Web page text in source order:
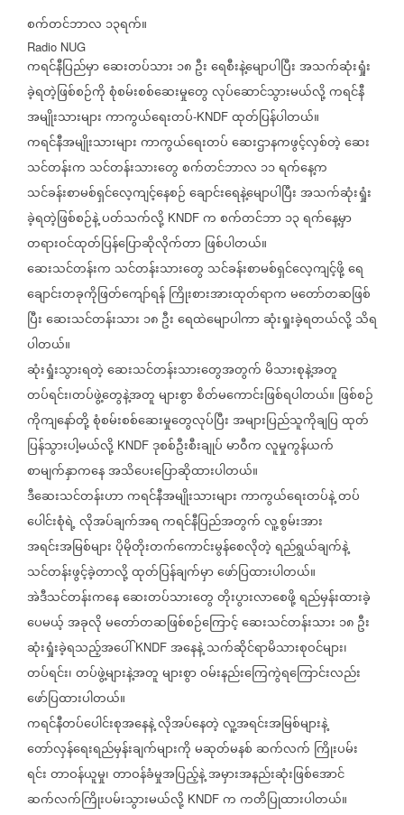
စက်တင်ဘာလ ၁၃ရက်။
Radio NUG
ကရင်နီပြည်မှာဆေးတပ်သား ၁၈ဦးရေစီးနဲ့မျောပါပြီးအသက်ဆုံးရှုံး
ခဲ့ရတဲ့ဖြစ်စဉ်ကိုစုံစမ်းစစ်ဆေးမှုတွေလုပ်ဆောင်သွားမယ်လို့ကရင်နီ
အမျိုးသားများကာကွယ်ရေးတပ်-KNDF ထုတ်ပြန်ပါတယ်။
ကရင်နီအမျိုးသားများကာကွယ်ရေးတပ်ဆေးဌာနကဖွင့်လှစ်တဲ့ဆေး
သင်တန်းက သင်တန်းသားတွေစက်တင်ဘာလ ၁၁ရက်နေ့က
သင်ခန်းစာမစ်ရှင်လေ့ကျင့်နေစဉ်ချောင်းရေနဲ့မျောပါပြီးအသက်ဆုံးရှုံး
ခဲ့ရတဲ့ဖြစ်စဉ်နဲ့ပတ်သက်လို့ KNDF ကစက်တင်ဘာ၁၃ရက်နေ့မှာ
တရားဝင်ထုတ်ပြန်ပြောဆိုလိုက်တာဖြစ်ပါတယ်။
ဆေးသင်တန်းက သင်တန်းသားတွေ သင်ခန်းစာမစ်ရှင်လေ့ကျင့်ဖို့ရေ
ချောင်းတခုကိုဖြတ်ကျော်ရန်ကြိုးစားအားထုတ်ရာကမတော်တဆဖြစ်
ပြီးဆေးသင်တန်းသား ၁၈ဦးရေထဲမျောပါကာဆုံးရှုးခဲ့ရတယ်လို့သိရ
ပါတယ်။
ဆုံးရှုံးသွားရတဲ့ဆေးသင်တန်းသားတွေအတွက်မိသားစုနဲ့အတူ
တပ်ရင်း၊တပ်ဖွဲ့တွေနဲ့အတူများစွာစိတ်မကောင်းဖြစ်ရပါတယ်။ ဖြစ်စဉ်
ကိုကျနော်တို့စုံစမ်းစစ်ဆေးမှုတွေလုပ်ပြီးအများပြည်သူကိုချပြထုတ်
ပြန်သွားပါ့မယ်လို့ KNDF ဒုစစ်ဦးစီးချုပ်မာဝီကလူမှုကွန်ယက်
စာမျက်နှာကနေအသိပေးပြောဆိုထားပါတယ်။
ဒီဆေးသင်တန်းဟာကရင်နီအမျိုးသားများကာကွယ်ရေးတပ်နဲ့တပ်
ပေါင်းစုံရဲ့လိုအပ်ချက်အရကရင်နီပြည်အတွက်လူ့စွမ်းအား
အရင်းအမြစ်များပိုမိုတိုးတက်ကောင်းမွန်စေလိုတဲ့ရည်ရွယ်ချက်နဲ့
သင်တန်းဖွင့်ခဲ့တာလို့ထုတ်ပြန်ချက်မှာဖော်ပြထားပါတယ်။
အဲဒီသင်တန်းကနေဆေးတပ်သားတွေတိုးပွားလာစေဖို့ရည်မှန်းထားခဲ့
ပေမယ့်အခုလိုမတော်တဆဖြစ်စဉ်ကြောင့်ဆေးသင်တန်းသား ၁၈ဦး
ဆုံးရှုံးခဲ့ရသည့်အပေါ်KNDF အနေနဲ့သက်ဆိုင်ရာမိသားစုဝင်များ၊
တပ်ရင်း၊တပ်ဖွဲ့များနဲ့အတူများစွာဝမ်းနည်းကြေကွဲရကြောင်းလည်း
ဖော်ပြထားပါတယ်။
ကရင်နီတပ်ပေါင်းစုအနေနဲ့လိုအပ်နေတဲ့လူ့အရင်းအမြစ်များနဲ့
တော်လှန်ရေးရည်မှန်းချက်များကိုမဆုတ်မနစ်ဆက်လက် ကြိုးပမ်း
ရင်းတာဝန်ယူမှု၊တာဝန်ခံမှုအပြည့်နဲ့အမှားအနည်းဆုံးဖြစ်အောင်
ဆက်လက်ကြိုးပမ်းသွားမယ်လို့ KNDF ကကတိပြုထားပါတယ်။